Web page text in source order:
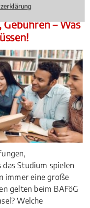
05.08.2026)
– Was
Studium spielen
immer eine große
gelten beim BAFöG
Welche